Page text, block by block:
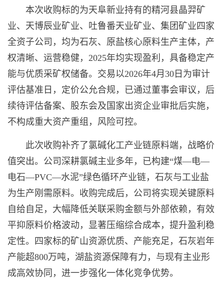
本次收购标的为天阜新业持有的精河县晶羿矿
业、天博辰业矿业、吐鲁番天业矿业、集团矿业四家
全资子公司，均为石灰、原盐核心原料生产主体，产
权清晰、运营稳健，2025年均实现盈利，具备稳定产
能与优质采矿权储备。交易以2026年4月30日为审计
评估基准日，定价公允合规，已通过董事会审议，后
续待评估备案、股东会及国家出资企业审批后实施，
不构成重大资产重组，风险可控。
此次收购补齐了氯碱化工产业链原料端，战略价
值突出。公司深耕氯碱主业多年，已构建“煤—电—
电石—PVC—水泥”绿色循环产业链，石灰与工业盐
为生产刚需原料。收购完成后，公司将实现关键原料
自给自足，大幅降低关联采购金额与外部依赖，有效
平抑原料价格波动，显著压缩综合成本，提升盈利稳
定性。四家标的矿山资源优质、产能充足，石灰岩年
产能超800万吨，湖盐资源保障有力，与现有主业形
成高效协同，进一步强化一体化竞争优势。